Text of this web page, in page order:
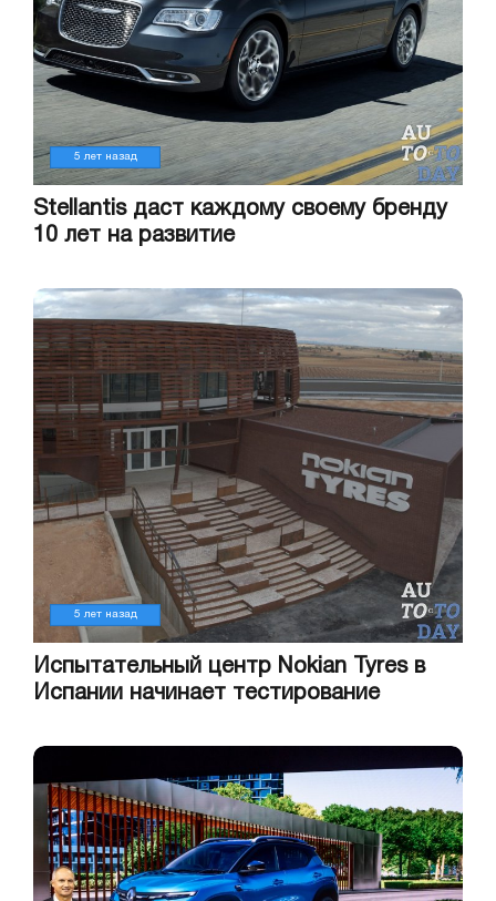
5 лет назад
Stellantis даст каждому своему бренду
10 лет на развитие
5 лет назад
Испытательный центр Nokian Tyres в
Испании начинает тестирование